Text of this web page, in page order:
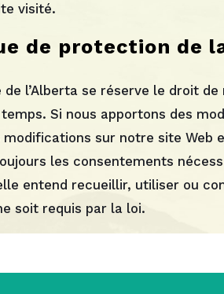
visité.
de protection de
l’Alberta se réserve le droit
Si nous apportons des
sur notre site Web
les consentements
entend recueillir, utiliser ou
soit requis par la loi.